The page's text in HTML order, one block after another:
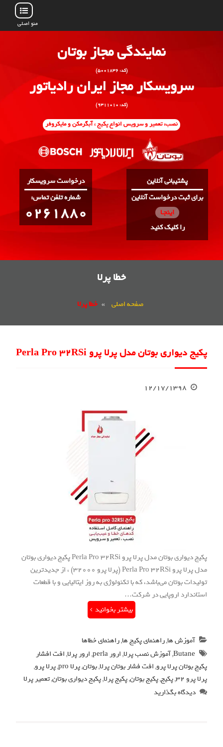
منو اصلی
نمایندگی مجاز بوتان
(کد: ۵۰۰۱۸۳۶)
سرویسکار مجاز ایران رادیاتور
(کد: ۹۳۱۱۰۱۰)
نصب، تعمیر و سرویس انواع پکیج ، آبگرمکن و مایکروفر
پشتیبانی آنلاین
برای ثبت درخواست آنلاین
اینجـا
را کلیک کنید
درخواست سرویسکار
:شماره تلفن تماس
0261880
خطا پرلا
صفحه اصلی » خطا پرلا
پکیج دیواری بوتان مدل پرلا پرو Perla Pro 32RSi
۱۲/۱۷/۱۳۹۸
پکیج دیواری بوتان مدل پرلا پرو Perla Pro 32RSi پکیج دیواری بوتان
مدل پرلا پرو Perla Pro 32RSi (پرلا پرو 32000) ، از جدیدترین
تولیدات بوتان می‌باشد، که با تکنولوژی به روز ایتالیایی و با قطعات
استاندارد اروپایی در شرکت…
بیشتر بخوانید
آموزش ها,راهنمای پکیج ها,راهنمای خطاها
Butane
,آموزش نصب پرلا,ارور perla ,ارور پرلا,افت افشار
پکیج بوتان پرلا پرو,افت فشار بوتان پرلا,بوتان,پرلا pro ,پرلا پرو,
پرلا پرو 32
,پکیج,پکیج بوتان,پکیج پرلا,پکیج دیواری بوتان,تعمیر پرلا
دیدگاه بگذارید